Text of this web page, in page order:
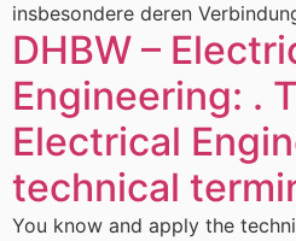
insbesondere deren
DHBW –
Engineering: .
Electrical
technical
You know and apply the